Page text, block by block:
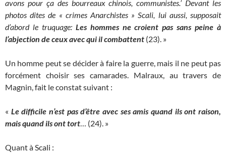
avons pour ça des bourreaux chinois, communistes.’ Devant les
photos dites de « crimes Anarchistes » Scali, lui aussi, supposait
d’abord le truquage: Les hommes ne croient pas sans peine à
l’abjection de ceuxavec qui il combattent (23). »
Un homme peut se décider à faire la guerre, mais il ne peut pas
forcément choisir ses camarades. Malraux, au travers de
Magnin, fait le constat suivant :
« Le difficile n’est pas d’être avec ses amis quand ils ont raison,
mais quand ils ont tort… (24). »
Quant à Scali :